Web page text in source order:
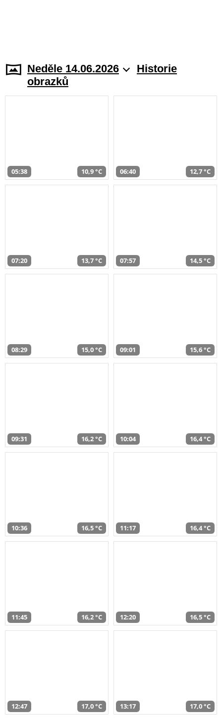
Neděle 14.06.2026
Historie
obrazků
05:38 10,9 °C 06:40 12,7 °C
07:20 13,7 °C 07:57 14,5 °C
08:29 15,0 °C 09:01 15,6 °C
09:31 16,2 °C 10:04 16,4 °C
10:36 16,5 °C 11:17 16,4 °C
11:45 16,2 °C 12:20 16,5 °C
12:47 17,0 °C 13:17 17,0 °C